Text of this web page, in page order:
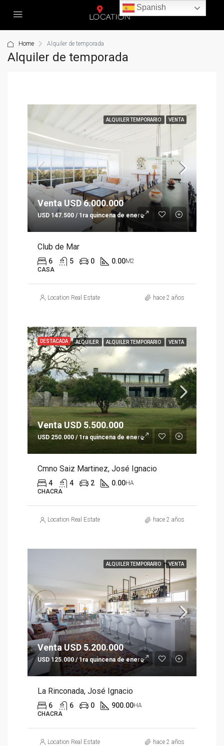
Home Alquiler de temporada
Alquiler de temporada
ALQUILER TEMPORARIO VENTA
Venta USD 6.000.000
USD 147.500 / 1ra quincena de enero
Club de Mar
6 5 0 0.00M2
CASA
Location Real Estate hace 2 años
DESTACADA ALQUILER ALQUILER TEMPORARIO VENTA
Venta USD 5.500.000
USD 250.000 / 1ra quincena de enero
Cmno Saiz Martinez, José Ignacio
4 4 2 0.00HA
CHACRA
Location Real Estate hace 2 años
ALQUILER TEMPORARIO VENTA
Venta USD 5.200.000
USD 125.000 / 1ra quincena de enero
La Rinconada, José Ignacio
6 6 0 900.00HA
CHACRA
Location Real Estate hace 2 años
Spanish